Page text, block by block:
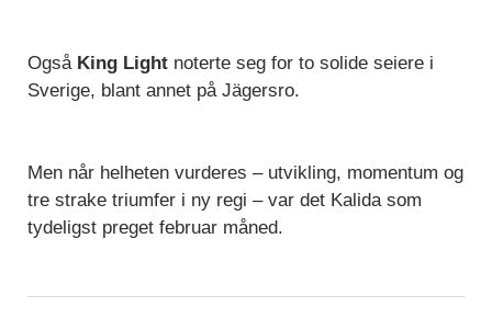
Også King Light noterte seg for to solide seiere i
Sverige, blant annet på Jägersro.
Men når helheten vurderes – utvikling, momentum og
tre strake triumfer i ny regi – var det Kalida som
tydeligst preget februar måned.